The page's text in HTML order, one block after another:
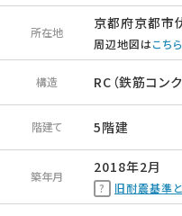
所在地
京都府京都市
周辺地図はこちら
構造 RC（鉄筋コンク
階建て 5階建
築年月
2018年2月
旧耐震基準